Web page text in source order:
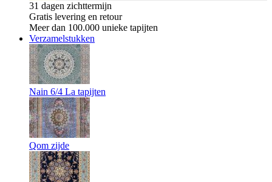
31 dagen zichttermijn
Gratis levering en retour
Meer dan 100.000 unieke tapijten
Verzamelstukken
Nain 6/4 La tapijten
Qom zijde